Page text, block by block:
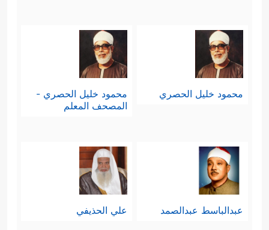
محمود خليل الحصري
محمود خليل الحصري -
المصحف المعلم
عبدالباسط عبدالصمد علي الحذيفي